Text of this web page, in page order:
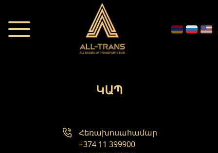
ԿԱՊ
Հեռախոսահամար
+374 11 399900